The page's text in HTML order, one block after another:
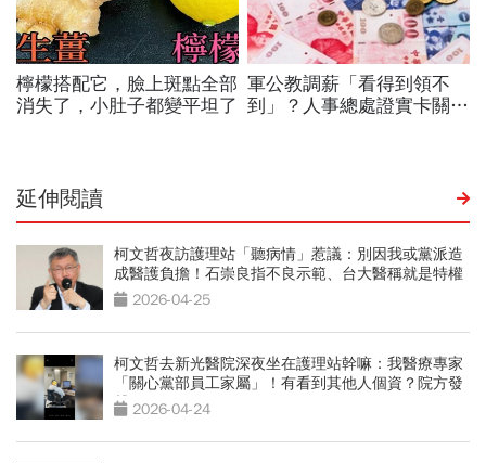
延伸閱讀
柯文哲夜訪護理站「聽病情」惹議：別因我或黨派造
成醫護負擔！石崇良指不良示範、台大醫稱就是特權
2026-04-25
柯文哲去新光醫院深夜坐在護理站幹嘛：我醫療專家
「關心黨部員工家屬」！有看到其他人個資？院方發
聲 2026-04-24